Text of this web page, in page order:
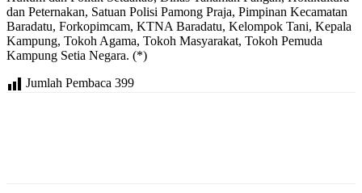
dan Peternakan, Satuan Polisi Pamong Praja, Pimpinan Kecamatan
Baradatu, Forkopimcam, KTNA Baradatu, Kelompok Tani, Kepala
Kampung, Tokoh Agama, Tokoh Masyarakat, Tokoh Pemuda
Kampung Setia Negara. (*)
Jumlah Pembaca 399